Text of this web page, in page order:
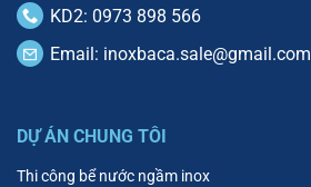
KD2: 0973 898 566
Email: inoxbaca.sale@gmail.com
DỰ ÁN CHUNG TÔI
Thi công bể nước ngầm inox